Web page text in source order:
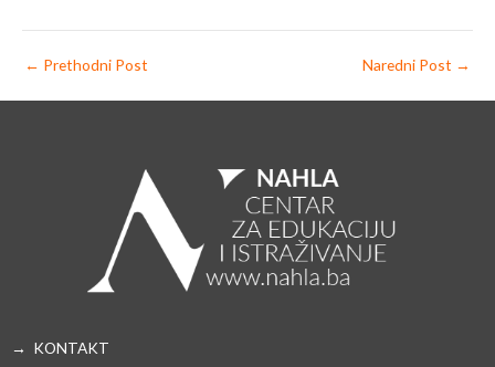
← Prethodni Post Naredni Post →
→ KONTAKT